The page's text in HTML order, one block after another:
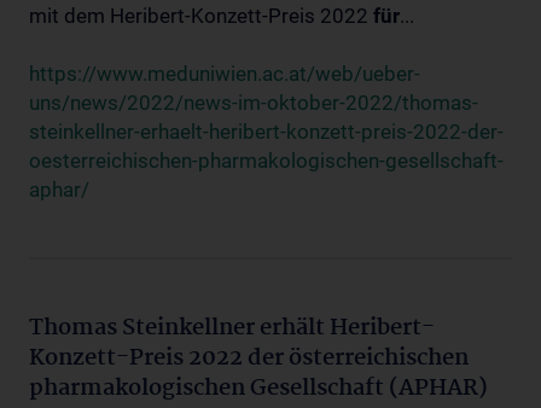
mit dem Heribert-Konzett-Preis 2022 für...
https://www.meduniwien.ac.at/web/ueber-
uns/news/2022/news-im-oktober-2022/thomas-
steinkellner-erhaelt-heribert-konzett-preis-2022-der-
oesterreichischen-pharmakologischen-gesellschaft-
aphar/
Thomas Steinkellner erhält Heribert-
Konzett-Preis 2022 der österreichischen
pharmakologischen Gesellschaft (APHAR)